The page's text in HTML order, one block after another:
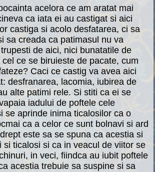
acelora ce am aratat mai
ca iata ei au castigat si aici
castiga si acolo desfatarea, ci sa
sa creada ca patimasul nu va
de aici, nici bunatatile de
ce se biruieste de pacate, cum
Caci ce castig va avea aici
desfranarea, lacomia, iubirea de
alte patimi rele. Si stiti ca ei se
iadului de poftele cele
se aprinde inima ticalosilor ca o
ca a celor ce sunt bolnavi si ard
este sa se spuna ca acestia si
si ticalosi si ca in veacul de viitor se
in veci, fiindca au iubit poftele
acestia trebuie sa suspine si sa